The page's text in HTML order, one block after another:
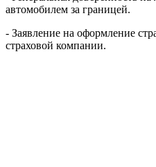
автомобилем за границей.
- Заявление на оформление
страховой компании.